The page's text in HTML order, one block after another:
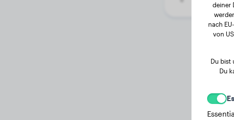
deiner
nach
von
Du bist
Du